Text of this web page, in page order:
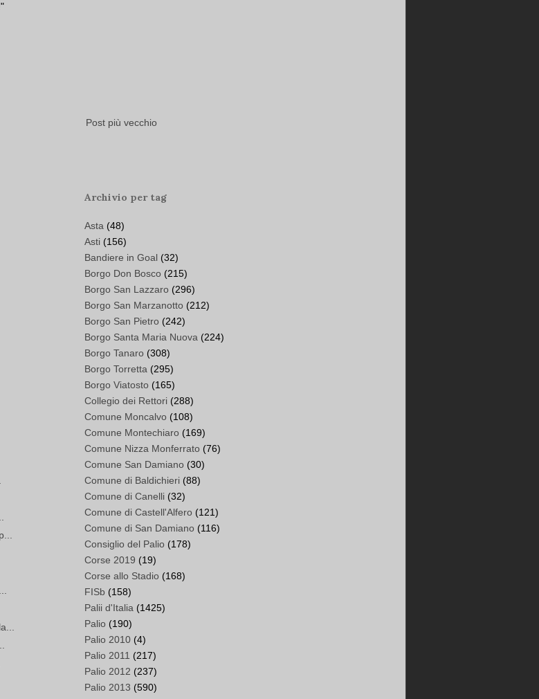
Post più vecchio
Archivio per tag
Asta (48)
Asti (156)
Bandiere in Goal (32)
Borgo Don Bosco (215)
Borgo San Lazzaro (296)
Borgo San Marzanotto (212)
Borgo San Pietro (242)
Borgo Santa Maria Nuova (224)
Borgo Tanaro (308)
Borgo Torretta (295)
Borgo Viatosto (165)
Collegio dei Rettori (288)
Comune Moncalvo (108)
Comune Montechiaro (169)
Comune Nizza Monferrato (76)
Comune San Damiano (30)
Comune di Baldichieri (88)
Comune di Canelli (32)
Comune di Castell'Alfero (121)
Comune di San Damiano (116)
Consiglio del Palio (178)
Corse 2019 (19)
Corse allo Stadio (168)
FISb (158)
Palii d'Italia (1425)
Palio (190)
Palio 2010 (4)
Palio 2011 (217)
Palio 2012 (237)
Palio 2013 (590)